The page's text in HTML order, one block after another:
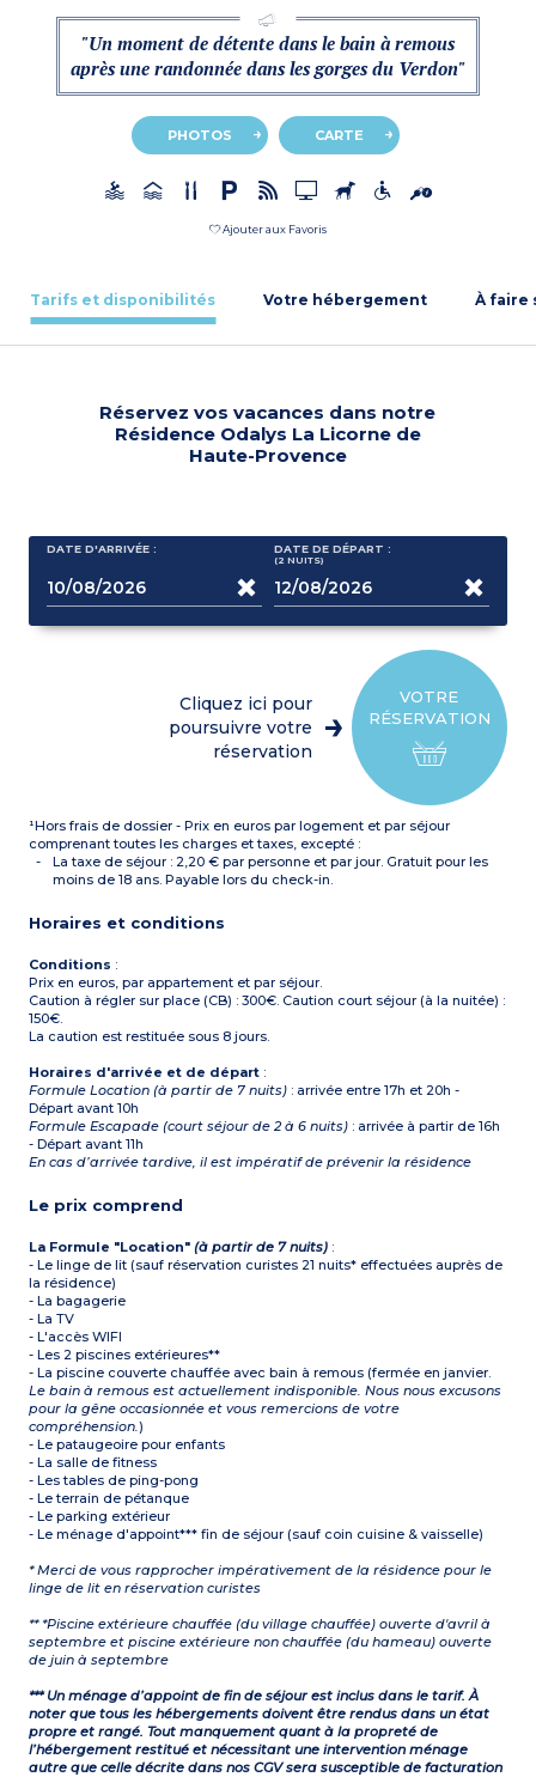
"Un moment de détente dans le bain à remous
après une randonnée dans les gorges du Verdon"
PHOTOS CARTE
Ajouter aux Favoris
Tarifs et disponibilités Votre hébergement À faire
Réservez vos vacances dans notre
Résidence Odalys La Licorne de
Haute-Provence
DATE D'ARRIVÉE : DATE DE DÉPART :
(2 NUITS)
VOTRE
RÉSERVATION
Cliquez ici pour
poursuivre votre
réservation
¹Hors frais de dossier - Prix en euros par logement et par séjour
comprenant toutes les charges et taxes, excepté :
La taxe de séjour : 2,20 € par personne et par jour. Gratuit pour les
moins de 18 ans. Payable lors du check-in.
Horaires et conditions
Conditions :
Prix en euros, par appartement et par séjour.
Caution à régler sur place (CB) : 300€. Caution court séjour (à la nuitée) :
150€.
La caution est restituée sous 8 jours.
Horaires d'arrivée et de départ :
Formule Location (à partir de 7 nuits) : arrivée entre 17h et 20h -
Départ avant 10h
Formule Escapade (court séjour de 2 à 6 nuits) : arrivée à partir de 16h
- Départ avant 11h
En cas d’arrivée tardive, il est impératif de prévenir la résidence
Le prix comprend
La Formule "Location"(à partir de 7 nuits) :
- Le linge de lit (sauf réservation curistes 21 nuits* effectuées auprès de
la résidence)
- La bagagerie
- La TV
- L'accès WIFI
- Les 2 piscines extérieures**
- La piscine couverte chauffée avec bain à remous (fermée en janvier.
Le bain à remous est actuellement indisponible. Nous nous excusons
pour la gêne occasionnée et vous remercions de votre
compréhension.)
- Le pataugeoire pour enfants
- La salle de fitness
- Les tables de ping-pong
- Le terrain de pétanque
- Le parking extérieur
- Le ménage d'appoint*** fin de séjour (sauf coin cuisine & vaisselle)
* Merci de vous rapprocher impérativement de la résidence pour le
linge de lit en réservation curistes
** *Piscine extérieure chauffée (du village chauffée) ouverte d'avril à
septembre et piscine extérieure non chauffée (du hameau) ouverte
de juin à septembre
*** Un ménage d’appoint de fin de séjour est inclus dans le tarif. À
noter que tous les hébergements doivent être rendus dans un état
propre et rangé. Tout manquement quant à la propreté de
l’hébergement restitué et nécessitant une intervention ménage
autre que celle décrite dans nos CGV sera susceptible de facturation